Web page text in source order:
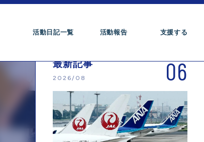
活動日記一覧 活動報告 支援する
最新記事
2026/08 06